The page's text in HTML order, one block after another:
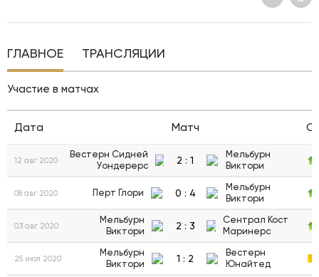
ГЛАВНОЕ ТРАНСЛЯЦИИ
Участие в матчах
Дата Матч
12 авг 2020
Вестерн Сидней
Уондерерс
2 : 1
Мельбурн
Виктори
08 авг 2020 Перт Глори 0 : 4
Мельбурн
Виктори
03 авг 2020
Мельбурн
Виктори
2 : 3
Сентрал Кост
Маринерс
25 июл 2020
Мельбурн
Виктори
1 : 2
Вестерн
Юнайтед